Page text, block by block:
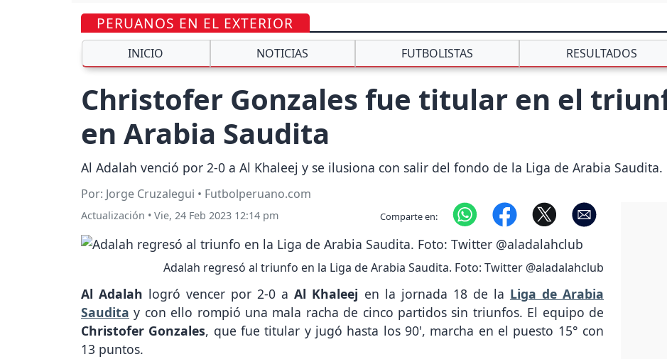
PERUANOS EN EL EXTERIOR
INICIO NOTICIAS FUTBOLISTAS RESULTADOS
Christofer Gonzales fue titular en el
en Arabia Saudita
Al Adalah venció por 2-0 a Al Khaleej y se ilusiona con salir del fondo de la Liga de Arabia Saudita.
Por: Jorge Cruzalegui • Futbolperuano.com
Actualización • Vie, 24 Feb 2023 12:14 pm Comparte en:
Adalah regresó al triunfo en la Liga de Arabia Saudita. Foto: Twitter @aladalahclub
Al Adalah logró vencer por 2-0 aAl Khaleej en la jornada 18 de la Liga de Arabia
Saudita y con ello rompió una mala racha de cinco partidos sin triunfos. El equipo de
Christofer Gonzales, que fue titular y jugó hasta los 90', marcha en el puesto 15° con
13 puntos.